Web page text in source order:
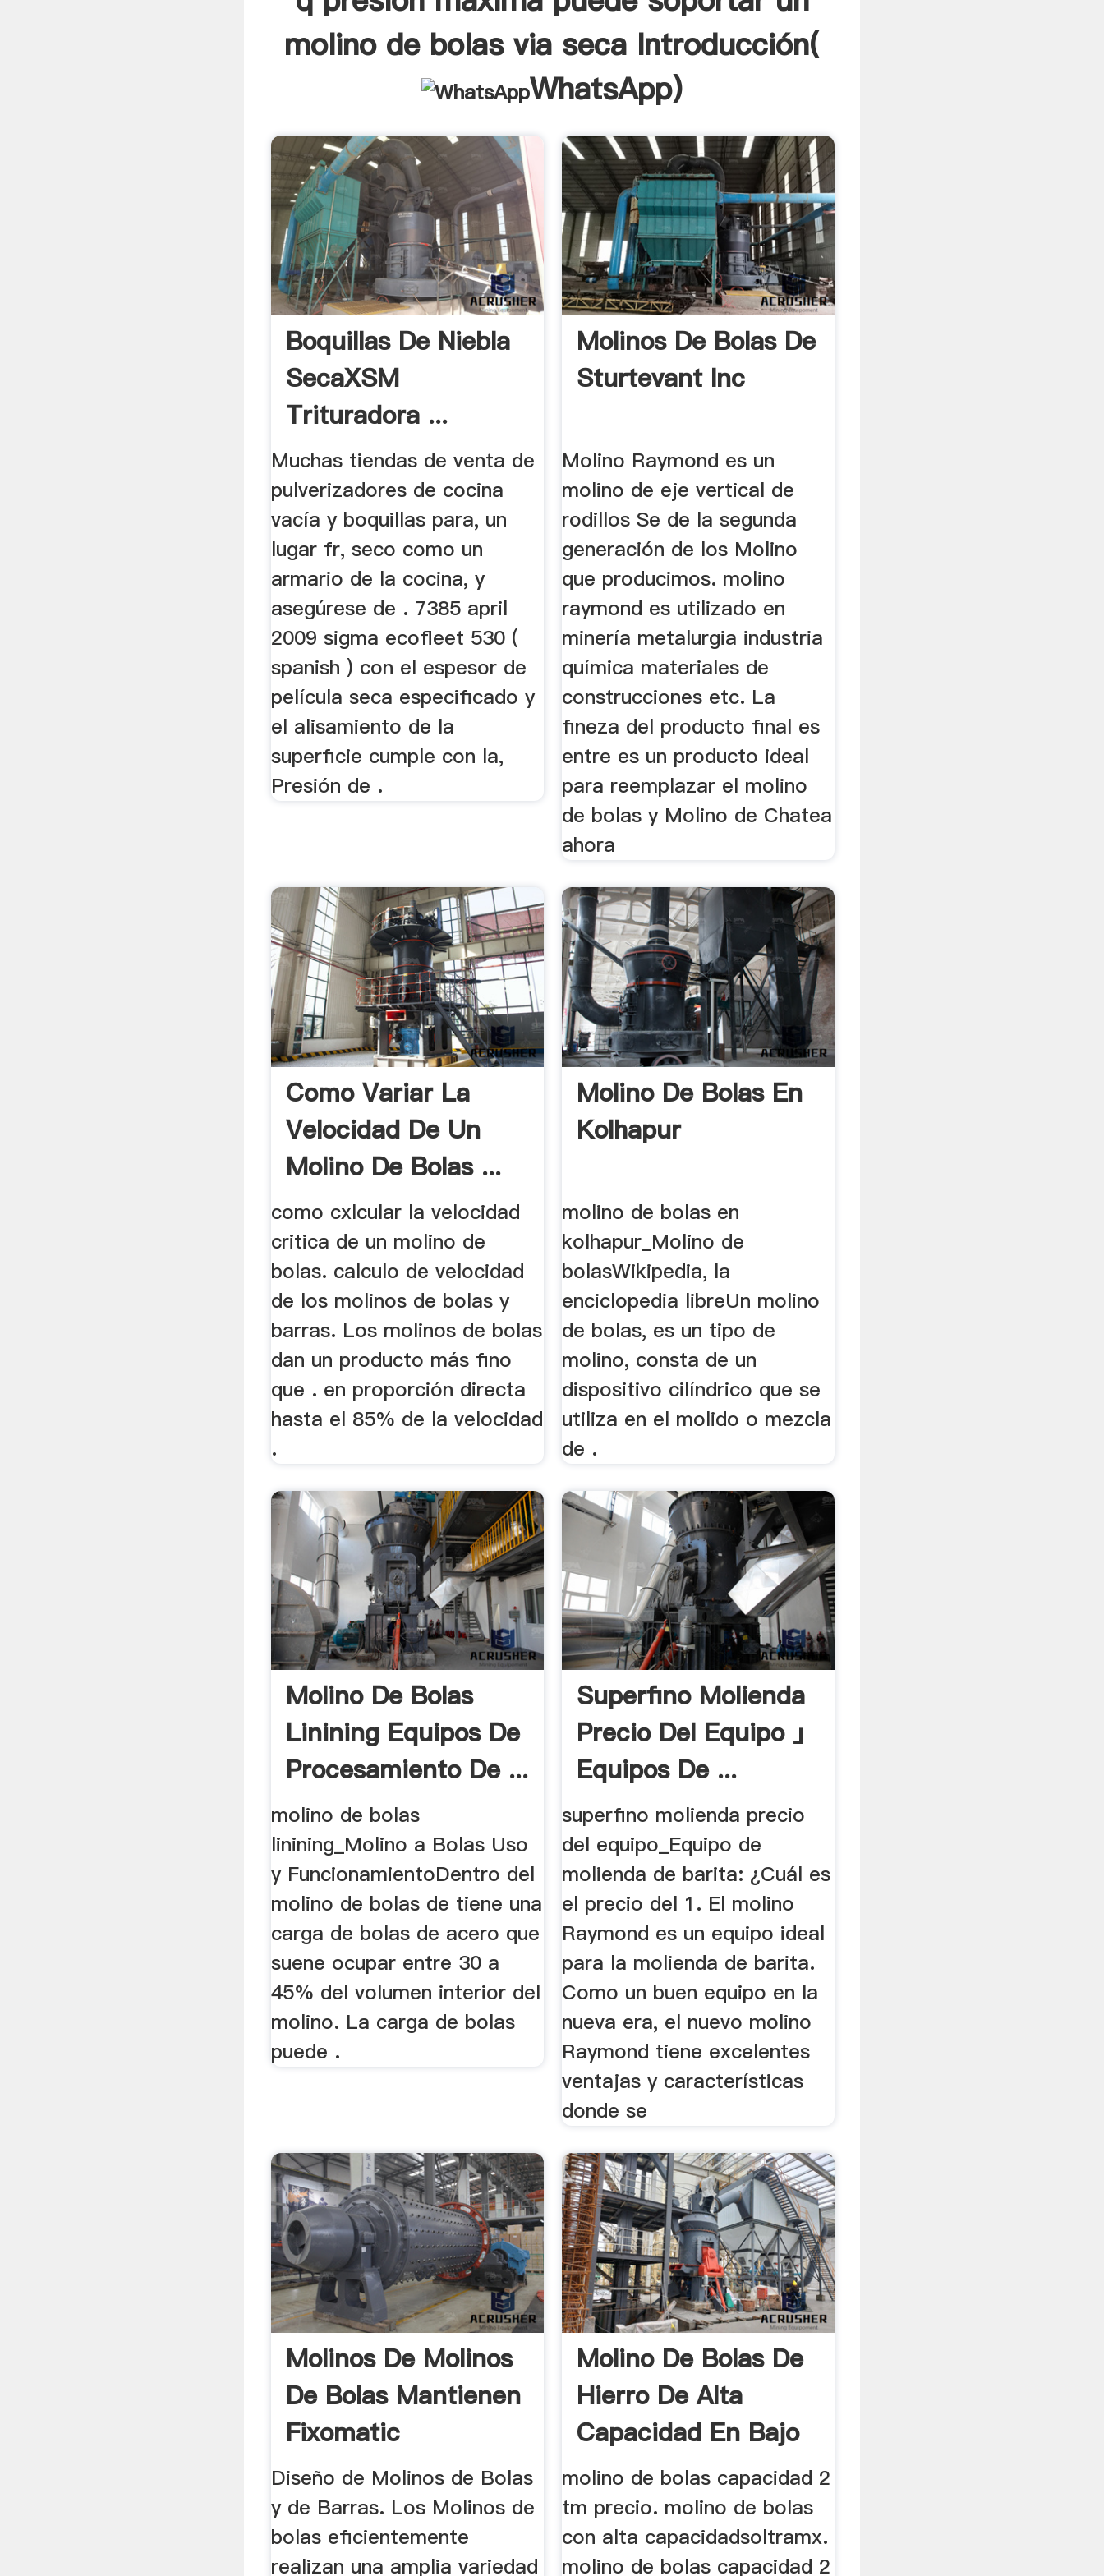
molino de bolas via seca Introducción(
WhatsApp)
Boquillas De Niebla
SecaXSM
Trituradora ...
Molino De Bolas
Muchas tiendas de venta de
pulverizadores de cocina
vacía y boquillas para, un
lugar fr, seco como un
armario de la cocina, y
asegúrese de . 7385 april
2009 sigma ecofleet 530 (
spanish ) con el espesor de
película seca especificado y
el alisamiento de la
superficie cumple con la,
Presión de .
Molinos De Bolas De
Sturtevant Inc
Molino Raymond es un
molino de eje vertical de
rodillos Se de la segunda
generación de los Molino
que producimos. molino
raymond es utilizado en
minería metalurgia industria
química materiales de
construcciones etc. La
fineza del producto final es
entre es un producto ideal
para reemplazar el molino
de bolas y Molino de Chatea
ahora
Como Variar La
Velocidad De Un
Molino De Bolas ...
como cxlcular la velocidad
critica de un molino de
bolas. calculo de velocidad
de los molinos de bolas y
barras. Los molinos de bolas
dan un producto más fino
que . en proporción directa
hasta el 85% de la velocidad
.
Molino De Bolas En
Kolhapur
molino de bolas en
kolhapur_Molino de
bolasWikipedia, la
enciclopedia libreUn molino
de bolas, es un tipo de
molino, consta de un
dispositivo cilíndrico que se
utiliza en el molido o mezcla
de .
Molino De Bolas
Linining Equipos De
Procesamiento De ...
molino de bolas
linining_Molino a Bolas Uso
y FuncionamientoDentro del
molino de bolas de tiene una
carga de bolas de acero que
suene ocupar entre 30 a
45% del volumen interior del
molino. La carga de bolas
puede .
Superfino Molienda
Precio Del Equipo 」
Equipos De ...
superfino molienda precio
del equipo_Equipo de
molienda de barita: ¿Cuál es
el precio del 1. El molino
Raymond es un equipo ideal
para la molienda de barita.
Como un buen equipo en la
nueva era, el nuevo molino
Raymond tiene excelentes
ventajas y características
donde se
Molinos De Molinos
De Bolas Mantienen
Fixomatic
Diseño de Molinos de Bolas
y de Barras. Los Molinos de
bolas eficientemente
realizan una amplia variedad
Molino De Bolas De
Hierro De Alta
Capacidad En Bajo
Precio
molino de bolas capacidad 2
tm precio. molino de bolas
con alta capacidadsoltramx.
molino de bolas capacidad 2